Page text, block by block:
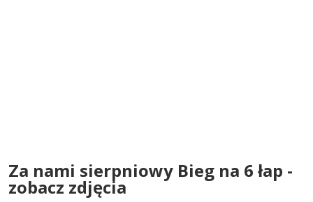
Za nami sierpniowy Bieg na 6 łap -
zobacz zdjęcia